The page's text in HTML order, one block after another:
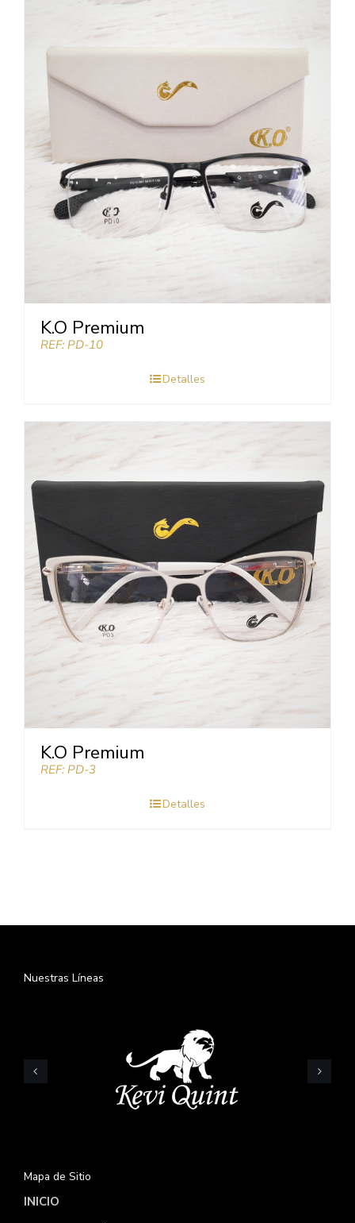
K.O Premium
REF: PD-10
Detalles
K.O Premium
REF: PD-3
Detalles
Nuestras Líneas
Mapa de Sitio
INICIO